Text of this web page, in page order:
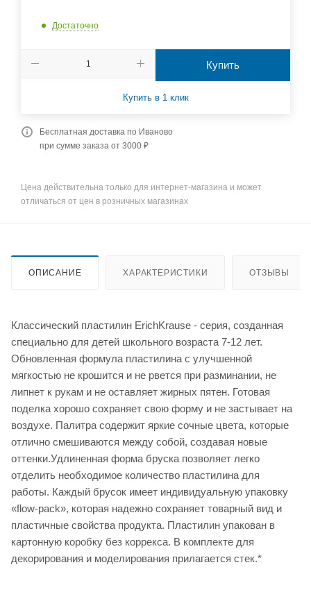
Достаточно
Купить
Купить в 1 клик
Бесплатная доставка по Иваново
при сумме заказа от 3000 ₽
Цена действительна только для интернет-магазина и может
отличаться от цен в розничных магазинах
ОПИСАНИЕ ХАРАКТЕРИСТИКИ ОТЗЫВЫ
Классический пластилин ErichKrause - серия, созданная
специально для детей школьного возраста 7-12 лет.
Обновленная формула пластилина с улучшенной
мягкостью не крошится и не рвется при разминании, не
липнет к рукам и не оставляет жирных пятен. Готовая
поделка хорошо сохраняет свою форму и не застывает на
воздухе. Палитра содержит яркие сочные цвета, которые
отлично смешиваются между собой, создавая новые
оттенки.Удлиненная форма бруска позволяет легко
отделить необходимое количество пластилина для
работы. Каждый брусок имеет индивидуальную упаковку
«flow-pack», которая надежно сохраняет товарный вид и
пластичные свойства продукта. Пластилин упакован в
картонную коробку без коррекса. В комплекте для
декорирования и моделирования прилагается стек.*